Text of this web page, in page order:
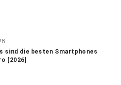
sind die besten Smartphones
[2026]